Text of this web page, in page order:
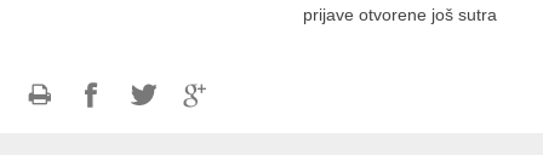
prijave otvorene još sutra